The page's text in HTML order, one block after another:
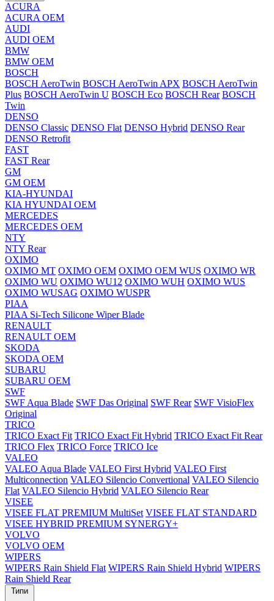
ACURA
ACURA OEM
AUDI
AUDI OEM
BMW
BMW OEM
BOSCH
BOSCH AeroTwin BOSCH AeroTwin APX BOSCH AeroTwin
Plus BOSCH AeroTwin U BOSCH Eco BOSCH Rear BOSCH
Twin
DENSO
DENSO Classic DENSO Flat DENSO Hybrid DENSO Rear
DENSO Retrofit
FAST
FAST Rear
GM
GM OEM
KIA-HYUNDAI
KIA HYUNDAI OEM
MERCEDES
MERCEDES OEM
NTY
NTY Rear
OXIMO
OXIMO MT OXIMO OEM OXIMO OEM WUS OXIMO WR
OXIMO WU OXIMO WU12 OXIMO WUH OXIMO WUS
OXIMO WUSAG OXIMO WUSPR
PIAA
PIAA Si-Tech Silicone Wiper Blade
RENAULT
RENAULT OEM
SKODA
SKODA OEM
SUBARU
SUBARU OEM
SWF
SWF Aqua Blade SWF Das Original SWF Rear SWF VisioFlex
Original
TRICO
TRICO Exact Fit TRICO Exact Fit Hybrid TRICO Exact Fit Rear
TRICO Flex TRICO Force TRICO Ice
VALEO
VALEO Aqua Blade VALEO First Hybrid VALEO First
Multiconnection VALEO Silencio Convertional VALEO Silencio
Flat VALEO Silencio Hybrid VALEO Silencio Rear
VISEE
VISEE FLAT PREMIUM MultiSet VISEE FLAT STANDARD
VISEE HYBRID PREMIUM SYNERGY+
VOLVO
VOLVO OEM
WIPERS
WIPERS Rain Shield Flat WIPERS Rain Shield Hybrid WIPERS
Rain Shield Rear
Типи